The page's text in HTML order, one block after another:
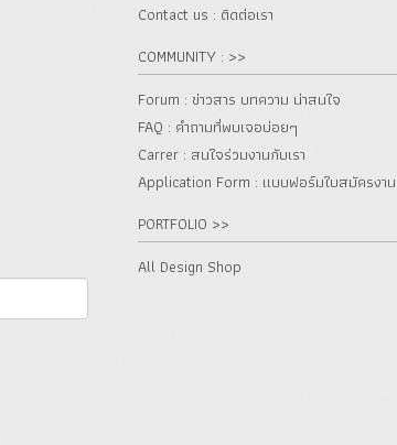
Contact us : ติดต่อเรา
COMMUNITY : >>
Forum : ข่าวสาร บทความ น่าสนใจ
FAQ : คำถามที่พบเจอบ่อยๆ
Carrer : สนใจร่วมงานกับเรา
Application Form : แบบฟอร์มใบสมัครงาน
PORTFOLIO >>
All Design Shop